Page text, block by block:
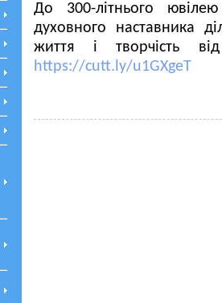
До 300-літнього
духовного наставника
життя і творчість
https://cutt.ly/u1GXgeT